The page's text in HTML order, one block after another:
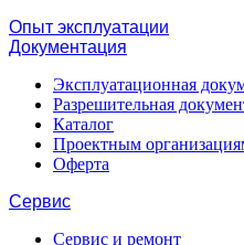
Опыт эксплуатации
Документация
Эксплуатационная
Разрешительная
Каталог
Проектным
Оферта
Сервис
Сервис и ремонт